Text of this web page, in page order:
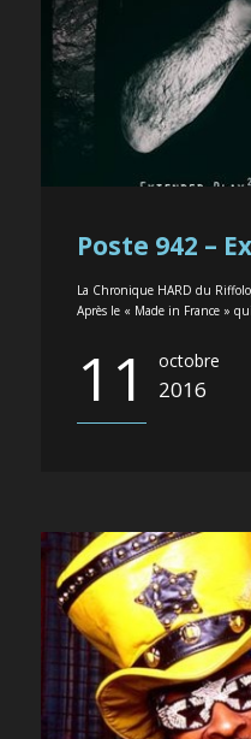
Poste 942 –
La Chronique HARD du
Après le « Made in France »
11 octobre
2016